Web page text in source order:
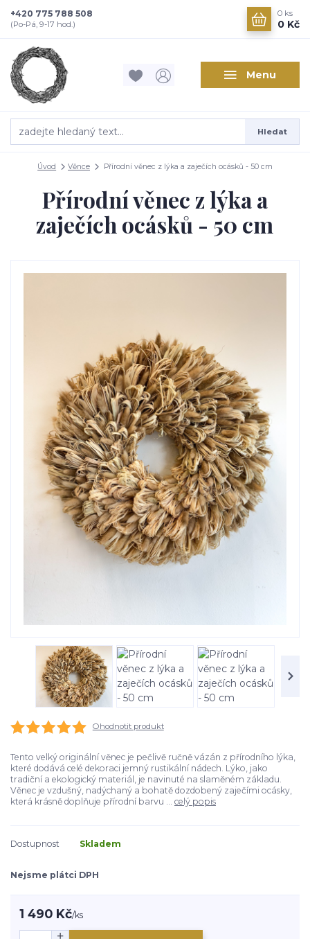
Menu
Hledat
+420 775 788 508
(Po-Pá, 9-17 hod.)
0 ks
0 Kč
Úvod Věnce Přírodní věnec z lýka a zaječích ocásků - 50 cm
Přírodní věnec z lýka a
zaječích ocásků - 50 cm
Ohodnotit produkt
Tento velký originální věnec je pečlivě ručně vázán z přírodního lýka,
které dodává celé dekoraci jemný rustikální nádech. Lýko, jako
tradiční a ekologický materiál, je navinuté na slaměném základu.
Věnec je vzdušný, nadýchaný a bohatě dozdobený zaječími ocásky,
která krásně doplňuje přírodní barvu ... celý popis
Dostupnost Skladem
Nejsme plátci DPH
1 490 Kč/ks